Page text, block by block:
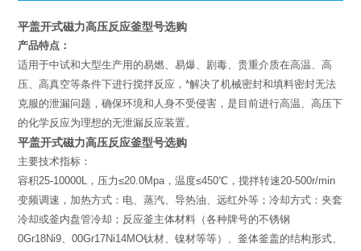
平盖开式磁力高压反应釜型号选购
产品特点：
适用于中试和大型生产用的易燃、易爆、剧毒、贵重介质在高温、高
压、高真空等条件下进行搅拌反应，*解决了机械密封和填料密封无法
克服的泄漏问题，确保环境和人身不受侵害，是目前进行高温、高压下
的化学反应为理想的无泄漏反应装置。
平盖开式磁力高压反应釜型号选购
主要技术指标：
容积25-10000L，压力≤20.0Mpa，温度≤450℃，搅拌转速20-500r/min
变频调速，加热方式：电、蒸汽、导热油、远红外等；冷却方式：夹套
冷却或釜内盘管冷却；反应釜主体材料（各种牌号的不锈钢
0Gr18Ni9、00Gr17Ni14MO钛材、镍材等等）、釜体釜盖的结构形式、